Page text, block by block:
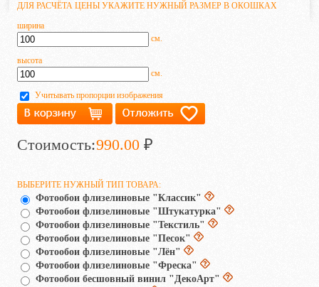
ДЛЯ РАСЧЁТА ЦЕНЫ УКАЖИТЕ НУЖНЫЙ РАЗМЕР В ОКОШКАХ
ширина
см.
высота
см.
Учитывать пропорции изображения
Стоимость:990.00 ₽
ВЫБЕРИТЕ НУЖНЫЙ ТИП ТОВАРА:
Фотообои флизелиновые "Классик"
Фотообои флизелиновые "Штукатурка"
Фотообои флизелиновые "Текстиль"
Фотообои флизелиновые "Песок"
Фотообои флизелиновые "Лён"
Фотообои флизелиновые "Фреска"
Фотообои бесшовный винил "ДекоАрт"